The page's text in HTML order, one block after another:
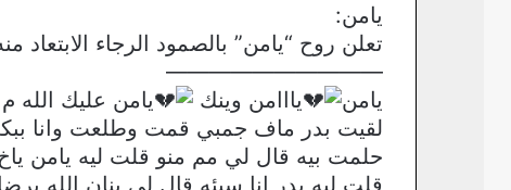
يامن:
تعلن روح “يامن” بالصمود الرجاء
——————————
يامن
يااامن وينك
يامن عليك الله
لقيت بدر ماف جمبي قمت وطلعت وانا ببكي
حلمت بيه قال لي مم منو قلت ليه يامن
قلت ليه بدر انا سيئه قال لي بنان الله